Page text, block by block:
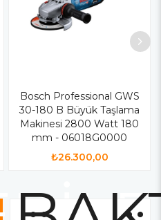
Bosch Professional GWS
30-180 B Büyük Taşlama
Makinesi 2800 Watt 180
mm - 06018G0000
₺26.300,00